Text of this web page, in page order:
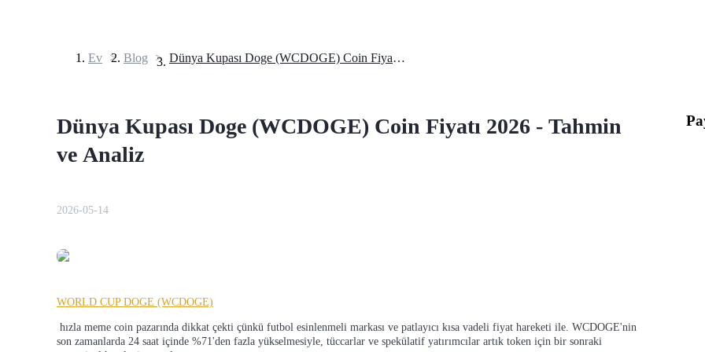
Teminat olarak USDT kullanan vadeli işlemler
Ev > Blog > Dünya Kupası Doge (WCDOGE) Coin Fiyatı 2026 - Tahmin ve Analiz
Dünya Kupası Doge (WCDOGE) Coin Fiyatı 2026 - Tahmin
ve Analiz
2026-05-14
WORLD CUP DOGE (WCDOGE)
son zamanlarda 24 saat içinde %71'den fazla yükselmesiyle, tüccarlar ve spekülatif yatırımcılar artık token için bir sonraki